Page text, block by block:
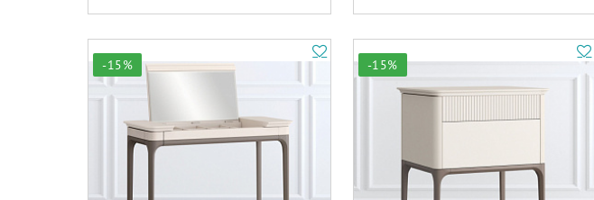
-15% -15%